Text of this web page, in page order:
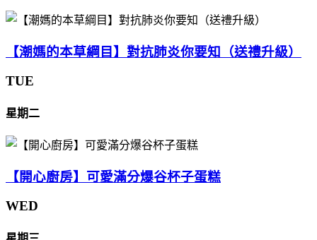
【潮媽的本草綱目】對抗肺炎你要知（送禮升級）
TUE
星期二
【開心廚房】可愛滿分爆谷杯子蛋糕
WED